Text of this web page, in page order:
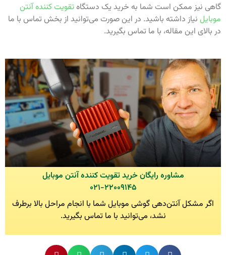
گاهی نیز ممکن است شما به خرید یک دستگاه تقویت کننده آنتن
موبایل نیاز داشته باشید. در این صورت می‌توانید از بخش تماس با ما
در بالای این مقاله، با ما تماس بگیرید.
مشاوره رایگان خرید تقویت کننده آنتن موبایل
۰۲۱-۲۲۰۰۹۱۴۵
اگر مشکل آنتن‌دهی گوشی موبایل شما با انجام مراحل بالا برطرف
نشد، می‌توانید با ما تماس بگیرید.